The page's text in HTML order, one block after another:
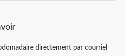
directement par courriel